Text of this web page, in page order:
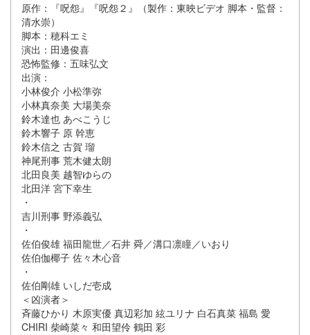
原作：『呪怨』『呪怨２』（製作：東映ビデオ 脚本・監督：
清水崇）
脚本：穂科エミ
演出：田邊俊喜
恐怖監修：五味弘文
出演：
小林俊介 小松準弥
小林真奈美 大場美奈
鈴木達也 あべこうじ
鈴木響子 原 幹恵
鈴木信之 古賀 瑠
神尾刑事 荒木健太朗
北田良美 越智ゆらの
北田洋 宮下幸生
・
吉川刑事 野添義弘
・
佐伯俊雄 福田龍世／石井 舜／溝口凛瞳／いおり
佐伯伽椰子 佐々木心音
・
佐伯剛雄 いしだ壱成
＜凶演者＞
斉藤ひかり 木原実優 真辺彩加 絃ユリナ 白石真菜 福島 愛
CHIRI 柴崎菜々 和田望伶 鶴田 彩